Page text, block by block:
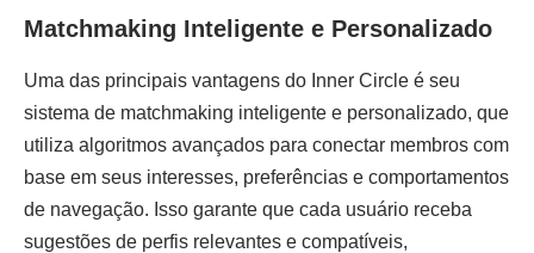
Matchmaking Inteligente e Personalizado
Uma das principais vantagens do Inner Circle é seu
sistema de matchmaking inteligente e personalizado, que
utiliza algoritmos avançados para conectar membros com
base em seus interesses, preferências e comportamentos
de navegação. Isso garante que cada usuário receba
sugestões de perfis relevantes e compatíveis,